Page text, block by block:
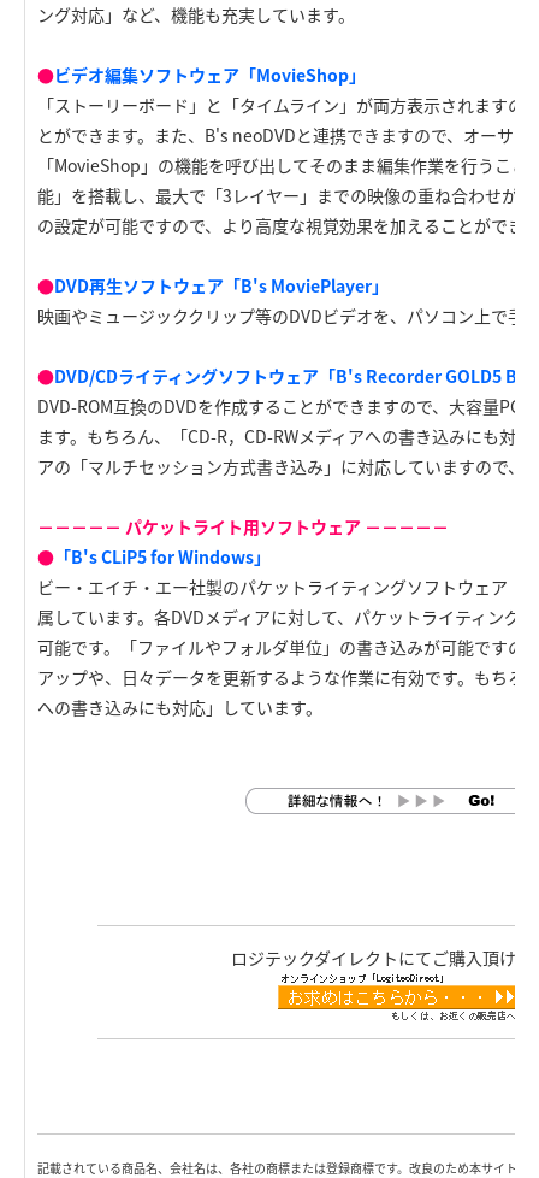
ング対応」など、機能も充実しています。
●ビデオ編集ソフトウェア「MovieShop」
「ストーリーボード」と「タイムライン」が両方表示されますの
とができます。また、B's neoDVDと連携できますので、オーサ
「MovieShop」の機能を呼び出してそのまま編集作業を行うこと
能」を搭載し、最大で「3レイヤー」までの映像の重ね合わせが
の設定が可能ですので、より高度な視覚効果を加えることができ
●DVD再生ソフトウェア「B's MoviePlayer」
映画やミュージッククリップ等のDVDビデオを、パソコン上で手
●DVD/CDライティングソフトウェア「B's Recorder GOLD5
DVD-ROM互換のDVDを作成することができますので、大容量PC
ます。もちろん、「CD-R，CD-RWメディアへの書き込みにも対
アの「マルチセッション方式書き込み」に対応していますので、
－－－－－ パケットライト用ソフトウェア －－－－－
● 「B's CLiP5 for Windows」
ビー・エイチ・エー社製のパケットライティングソフトウェア「
属しています。各DVDメディアに対して、パケットライティング
可能です。「ファイルやフォルダ単位」の書き込みが可能ですの
アップや、日々データを更新するような作業に有効です。もちろ
への書き込みにも対応」しています。
ロジテックダイレクトにてご購入頂けま
記載されている商品名、会社名は、各社の商標または登録商標です。改良のため本サイト内